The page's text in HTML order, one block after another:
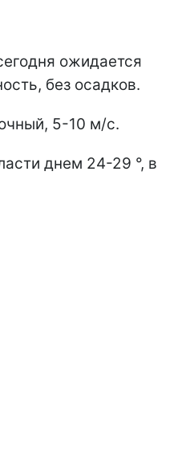
ожидается
без осадков.
5-10 м/с.
днем 24-29 °, в